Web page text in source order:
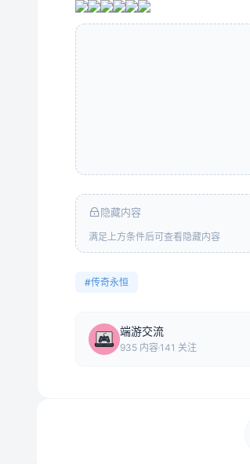
隐藏内容
满足上方条件后可查看隐藏内容
#传奇永恒
端游交流
935 内容 141 关注